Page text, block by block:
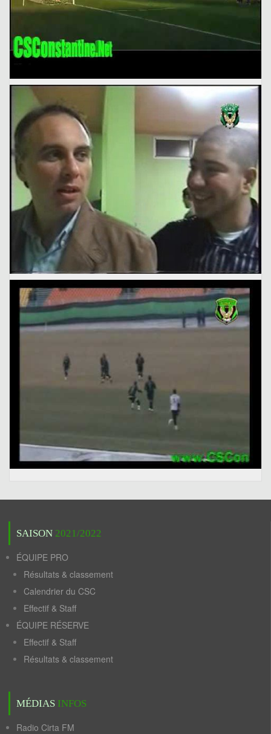
SAISON 2021/2022
ÉQUIPE PRO
Résultats & classement
Calendrier du CSC
Effectif & Staff
ÉQUIPE RÉSERVE
Effectif & Staff
Résultats & classement
MÉDIAS INFOS
Radio Cirta FM